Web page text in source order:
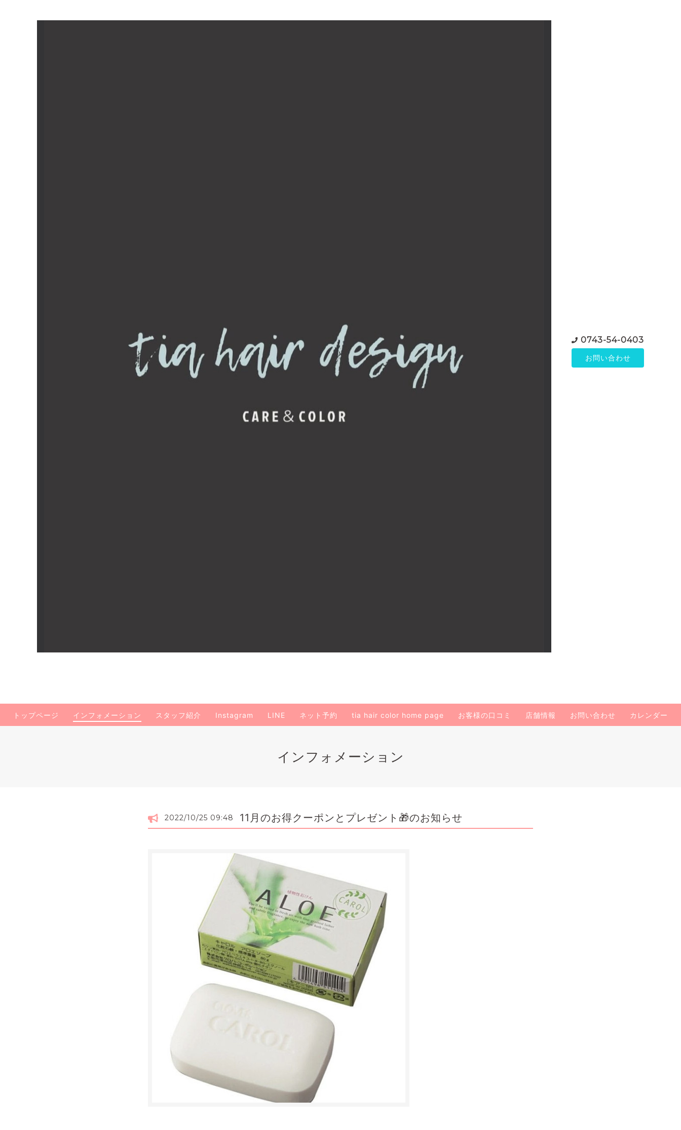
0743-54-0403
お問い合わせ
トップページ インフォメーション スタッフ紹介 Instagram LINE ネット予約 tia hair color home page お客様の口コミ 店舗情報 お問い合わせ カレンダー
インフォメーション
2022/10/25 09:48 11月のお得クーポンとプレゼント🎁のお知らせ